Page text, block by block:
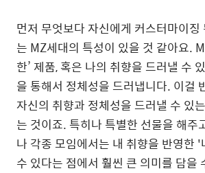
먼저 무엇보다 자신에게 커스터마이
는 MZ세대의 특성이 있을 것 같아요.
한’ 제품, 혹은 나의 취향을 드러낼 수
을 통해서 정체성을 드러냅니다. 이걸
자신의 취향과 정체성을 드러낼 수 있
는 것이죠.특히나 특별한 선물을 해주
나 각종 모임에서는 내 취향을 반영한
수 있다는 점에서 훨씬 큰 의미를 담을